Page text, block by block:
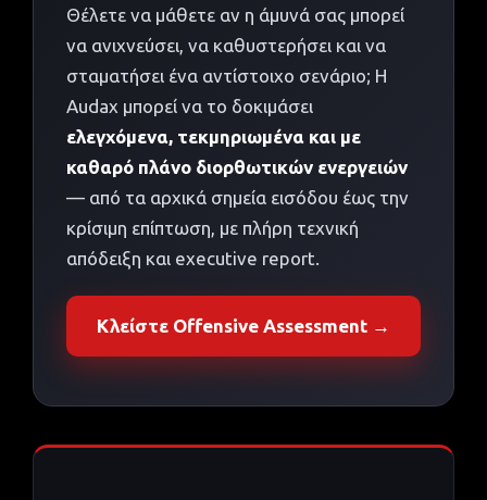
Θέλετε να μάθετε αν η άμυνά σας μπορεί
να ανιχνεύσει, να καθυστερήσει και να
σταματήσει ένα αντίστοιχο σενάριο; Η
Audax μπορεί να το δοκιμάσει
ελεγχόμενα, τεκμηριωμένα και με
καθαρό πλάνο διορθωτικών ενεργειών
— από τα αρχικά σημεία εισόδου έως την
κρίσιμη επίπτωση, με πλήρη τεχνική
απόδειξη και executive report.
Κλείστε Offensive Assessment →